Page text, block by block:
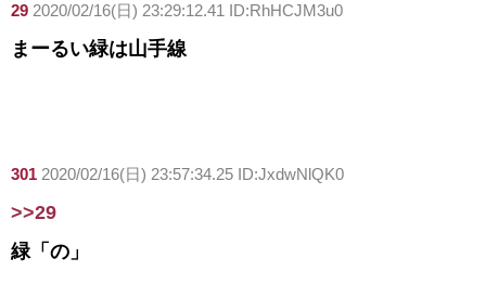
29 2020/02/16(日) 23:29:12.41 ID:RhHCJM3u0
まーるい緑は山手線
301 2020/02/16(日) 23:57:34.25 ID:JxdwNlQK0
>>29
緑「の」